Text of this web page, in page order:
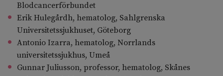
Blodcancerförbundet
Erik Hulegårdh, hematolog, Sahlgrenska
Universitetssjukhuset, Göteborg
Antonio Izarra, hematolog, Norrlands
universitetssjukhus, Umeå
Gunnar Juliusson, professor, hematolog, Skånes